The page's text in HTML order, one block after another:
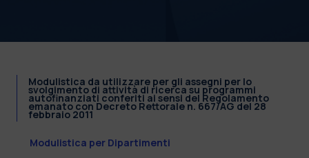
Modulistica da utilizzare per gli assegni per lo
svolgimento di attività di ricerca su programmi
autofinanziati conferiti ai sensi del Regolamento
emanato con Decreto Rettorale n. 667/AG del 28
febbraio 2011
Modulistica per Dipartimenti